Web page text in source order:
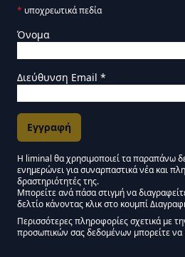
* υποχρεωτικά πεδία
Όνομα
Διεύθυνση Email *
Εγκρίσεις Μάρκετινγκ
Η liminal θα χρησιμοποιεί τα παραπάνω
ενημερώνει για συναρπαστικά νέα και
δραστηριότητές της.
Μείνετε συντονισμένοι -
Μπορείτε ανά πάσα στιγμή να
δελτίο κάνοντας κλικ στο κουμπί
Περισσότερες πληροφορίες σχετικά με
προσωπικών σας δεδομένων μπορείτε να